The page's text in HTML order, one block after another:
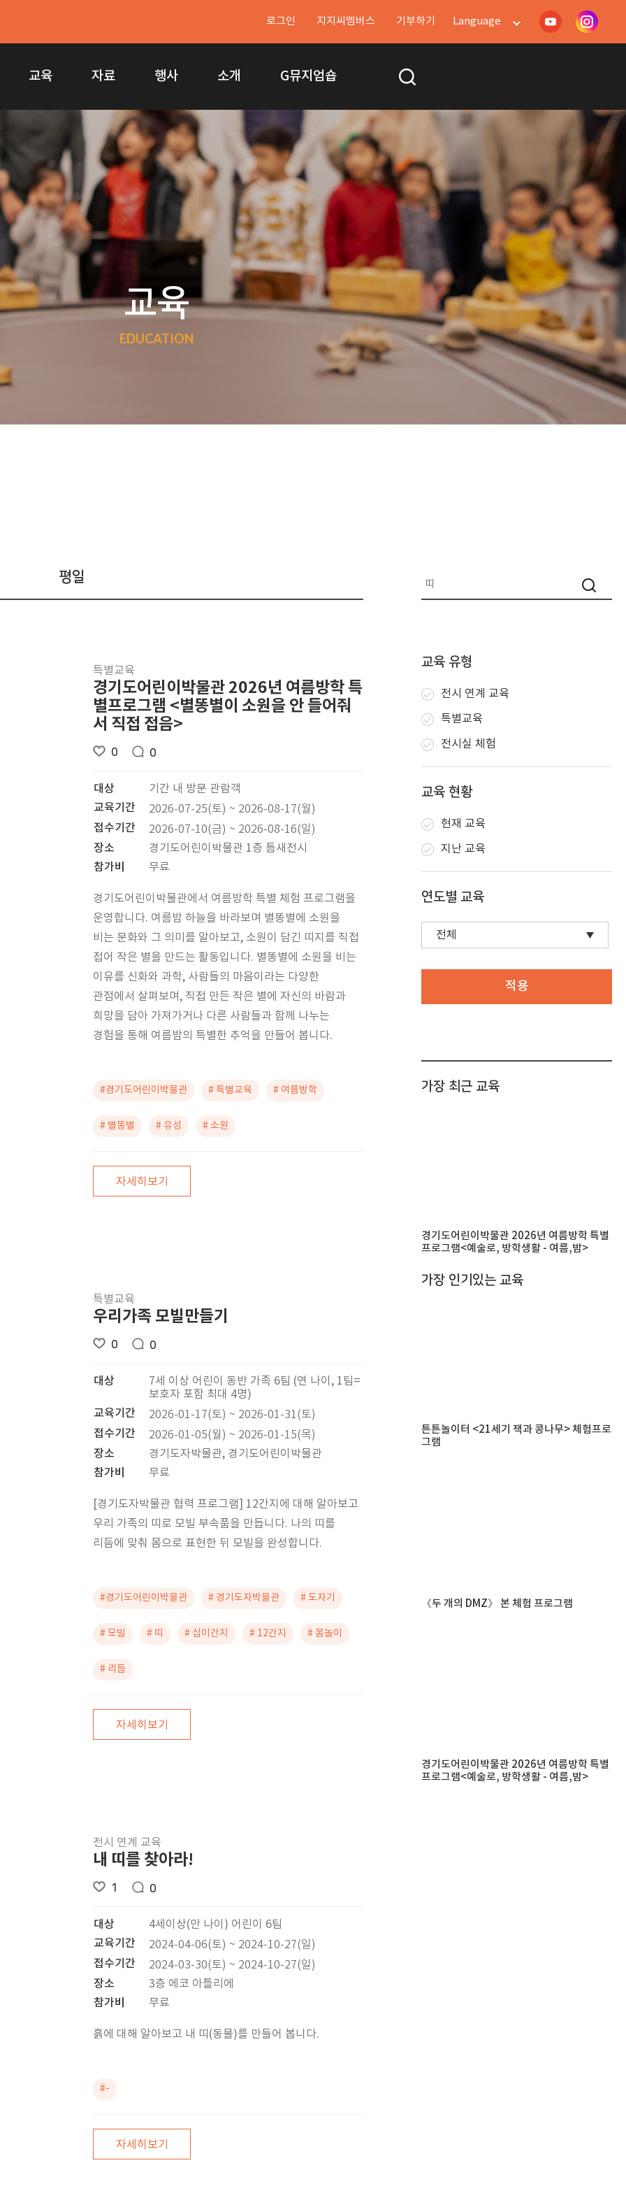
로그인 지지씨멤버스 기부하기 Language
교육 자료 행사 소개 G뮤지엄숍
교육
EDUCATION
평일
특별교육
경기도어린이박물관 2026년 여름방학 특
별프로그램 <별똥별이 소원을 안 들어줘
서 직접 접음>
0 0
대상
기간 내 방문 관람객
교육기간
2026-07-25(토) ~ 2026-08-17(월)
접수기간 2026-07-10(금) ~ 2026-08-16(일)
장소
경기도어린이박물관 1층 틈새전시
참가비
무료
경기도어린이박물관에서 여름방학 특별 체험 프로그램을
운영합니다. 여름밤 하늘을 바라보며 별똥별에 소원을
비는 문화와 그 의미를 알아보고, 소원이 담긴 띠지를 직접
접어 작은 별을 만드는 활동입니다. 별똥별에 소원을 비는
이유를 신화와 과학, 사람들의 마음이라는 다양한
관점에서 살펴보며, 직접 만든 작은 별에 자신의 바람과
희망을 담아 가져가거나 다른 사람들과 함께 나누는
경험을 통해 여름밤의 특별한 추억을 만들어 봅니다.
#경기도어린이박물관 # 특별교육 # 여름방학
# 별똥별 # 유성 # 소원
자세히보기
특별교육
우리가족 모빌만들기
0 0
대상
7세 이상 어린이 동반 가족 6팀 (연 나이, 1팀=
보호자 포함 최대 4명)
교육기간
2026-01-17(토) ~ 2026-01-31(토)
접수기간 2026-01-05(월) ~ 2026-01-15(목)
장소
경기도자박물관, 경기도어린이박물관
참가비
무료
[경기도자박물관 협력 프로그램] 12간지에 대해 알아보고
우리 가족의 띠로 모빌 부속품을 만듭니다. 나의 띠를
리듬에 맞춰 몸으로 표현한 뒤 모빌을 완성합니다.
#경기도어린이박물관 # 경기도자박물관 # 도자기
# 모빌 # 띠 # 십이간지 # 12간지 # 몸놀이
# 리듬
자세히보기
전시 연계 교육
내 띠를 찾아라!
1 0
대상
4세이상(만 나이) 어린이 6팀
교육기간
2024-04-06(토) ~ 2024-10-27(일)
접수기간 2024-03-30(토) ~ 2024-10-27(일)
장소
3층 에코 아틀리에
참가비
무료
흙에 대해 알아보고 내 띠(동물)를 만들어 봅니다.
#-
자세히보기
교육 유형
전시 연계 교육
특별교육
전시실 체험
교육 현황
현재 교육
지난 교육
연도별 교육
적용
가장 최근 교육
경기도어린이박물관 2026년 여름방학 특별
프로그램<예술로, 방학생활 - 여름,밤>
가장 인기있는 교육
튼튼놀이터 <21세기 잭과 콩나무> 체험프로
그램
《두 개의 DMZ》 본 체험 프로그램
경기도어린이박물관 2026년 여름방학 특별
프로그램<예술로, 방학생활 - 여름,밤>